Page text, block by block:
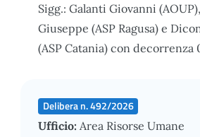
Sigg.: Galanti Giovanni
Giuseppe (ASP Ragusa) e
(ASP Catania) con
Delibera n. 492/2026
Ufficio: Area Risorse Umane